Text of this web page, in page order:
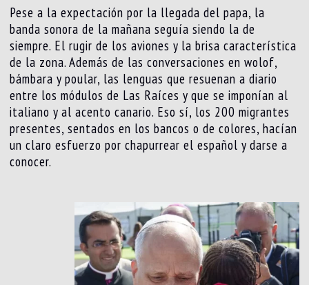
Pese a la expectación por la llegada del papa, la
banda sonora de la mañana seguía siendo la de
siempre. El rugir de los aviones y la brisa característica
de la zona. Además de las conversaciones en wolof,
bámbara y poular, las lenguas que resuenan a diario
entre los módulos de Las Raíces y que se imponían al
italiano y al acento canario. Eso sí, los 200 migrantes
presentes, sentados en los bancos o de colores, hacían
un claro esfuerzo por chapurrear el español y darse a
conocer.